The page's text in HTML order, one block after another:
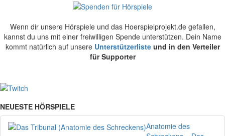
Wenn dir unsere Hörspiele und das Hoerspielprojekt.de gefallen,
kannst du uns mit einer freiwilligen Spende unterstützen. Dein Name
kommt natürlich auf unsere Unterstützerlisteund in den Verteiler
für Supporter
NEUESTE HÖRSPIELE
Anatomie des